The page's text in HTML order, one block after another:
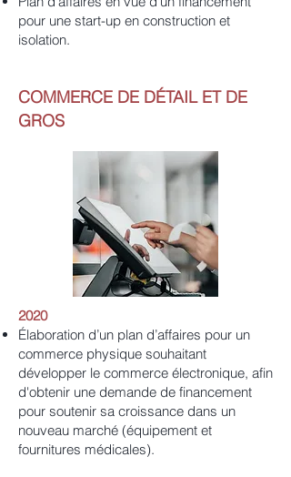
pour une start-up en construction et
isolation.
COMMERCE DE DÉTAIL ET DE
GROS
2020
Élaboration d’un plan d’affaires pour un
commerce physique souhaitant
développer le commerce électronique, afin
d'obtenir une demande de financement
pour soutenir sa croissance dans un
nouveau marché (équipement et
fournitures médicales).